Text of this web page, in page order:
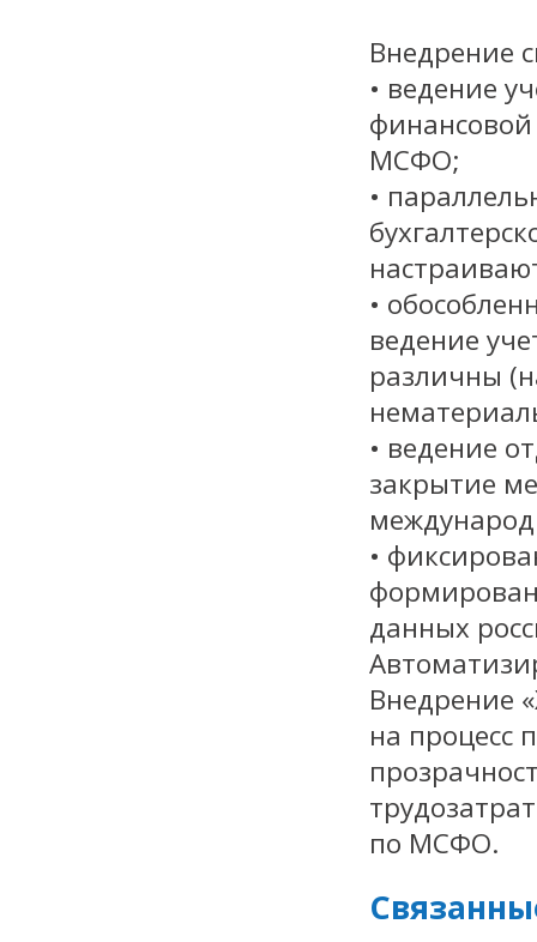
Внедрение
• ведение
МСФО;
•
•
ведение
различны
• ведение
закрытие
•
данных
Внедрение
на процесс
по МСФО.